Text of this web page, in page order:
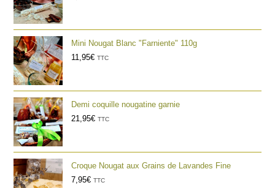
Mini Nougat Blanc "Farniente" 110g
11,95€ TTC
Demi coquille nougatine garnie
21,95€ TTC
Croque Nougat aux Grains de Lavandes Fine
7,95€ TTC